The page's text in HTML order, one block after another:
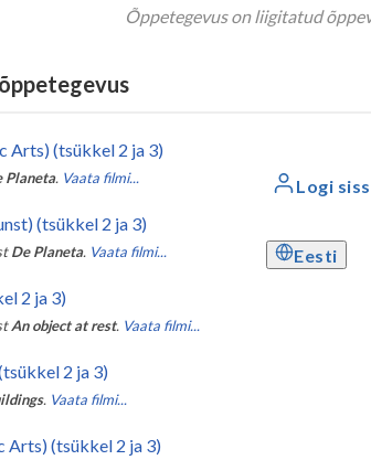
Logi
Eesti
Õppetegevus on liigitatud
Arts) (tsükkel 2 ja 3)
Planeta. Vaata filmi...
(tsükkel 2 ja 3)
De Planeta. Vaata filmi...
2 ja 3)
An object at rest. Vaata filmi...
2 ja 3)
. Vaata filmi...
Arts) (tsükkel 2 ja 3)